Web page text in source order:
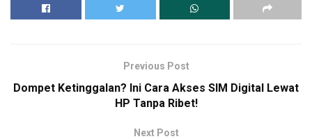
Previous Post
Dompet Ketinggalan? Ini Cara Akses SIM Digital Lewat
HP Tanpa Ribet!
Next Post